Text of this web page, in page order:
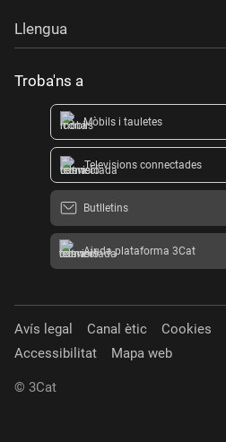
Llengua
Troba'ns a
Mòbils i tauletes
Televisions connectades
Butlletins
Ajuda plataforma 3Cat
Avís legal Canal ètic Cookies
Accessibilitat
Mapa web
© 3Cat